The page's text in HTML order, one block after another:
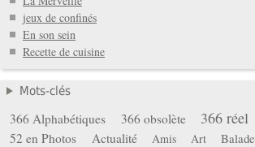
jeux de confinés
En son sein
Recette de cuisine
Mots-clés
366 Alphabétiques 366 obsolète 366 réel
52 en Photos
Actualité Amis Art Balade